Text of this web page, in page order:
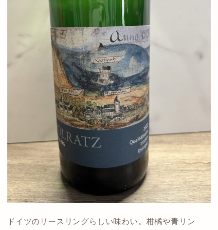
ドイツのリースリングらしい味わい。柑橘や青リン